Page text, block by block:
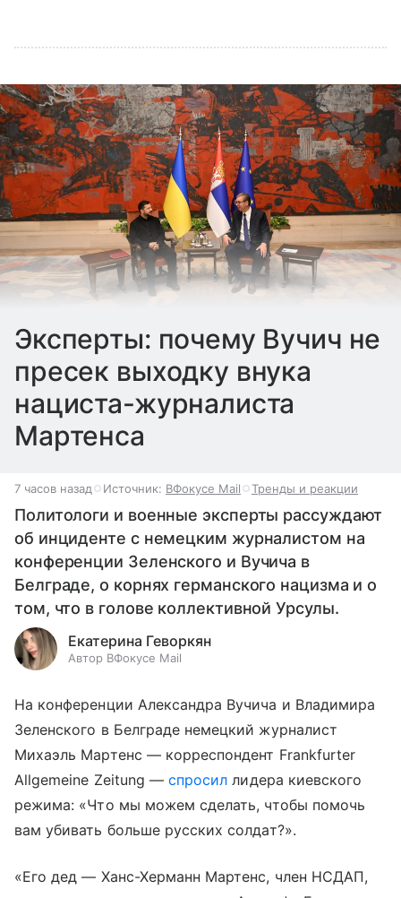
Эксперты: почему Вучич не
пресек выходку внука
нациста-журналиста
Мартенса
7 часов назад Источник: ВФокусе Mail Тренды и реакции
Политологи и военные эксперты рассуждают
об инциденте с немецким журналистом на
конференции Зеленского и Вучича в
Белграде, о корнях германского нацизма и о
том, что в голове коллективной Урсулы.
Екатерина Геворкян
Автор ВФокусе Mail
На конференции Александра Вучича и Владимира
Зеленского в Белграде немецкий журналист
Михаэль Мартенс — корреспондент Frankfurter
Allgemeine Zeitung —спросил лидера киевского
режима: «Что мы можем сделать, чтобы помочь
вам убивать больше русских солдат?».
«Его дед — Ханс-Херманн Мартенс, член НСДАП,